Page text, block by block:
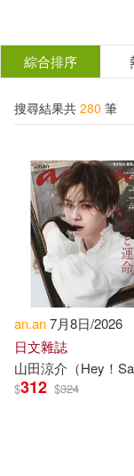
結
分類 (單選)
所有商品(280)
影音(4)
電子書(37)
作者 (可複選)
Anan(38)
Anane(7)
綜合排序
搜尋結果共 280 筆
an.an7月8日/2026
日文雜誌
$312 $324